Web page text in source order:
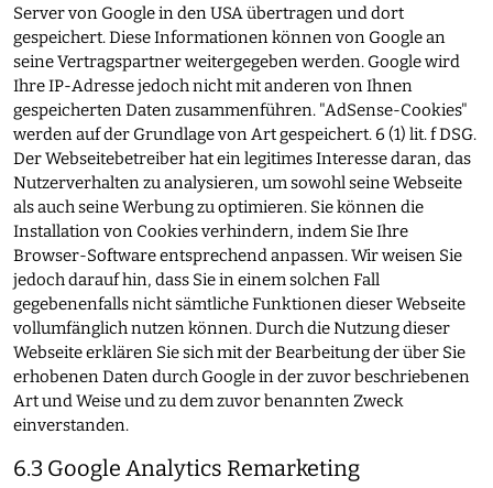
Server von Google in den USA übertragen und dort
gespeichert. Diese Informationen können von Google an
seine Vertragspartner weitergegeben werden. Google wird
Ihre IP-Adresse jedoch nicht mit anderen von Ihnen
gespeicherten Daten zusammenführen. "AdSense-Cookies"
werden auf der Grundlage von Art gespeichert. 6 (1) lit. f DSG.
Der Webseitebetreiber hat ein legitimes Interesse daran, das
Nutzerverhalten zu analysieren, um sowohl seine Webseite
als auch seine Werbung zu optimieren. Sie können die
Installation von Cookies verhindern, indem Sie Ihre
Browser-Software entsprechend anpassen. Wir weisen Sie
jedoch darauf hin, dass Sie in einem solchen Fall
gegebenenfalls nicht sämtliche Funktionen dieser Webseite
vollumfänglich nutzen können. Durch die Nutzung dieser
Webseite erklären Sie sich mit der Bearbeitung der über Sie
erhobenen Daten durch Google in der zuvor beschriebenen
Art und Weise und zu dem zuvor benannten Zweck
einverstanden.
6.3 Google Analytics Remarketing